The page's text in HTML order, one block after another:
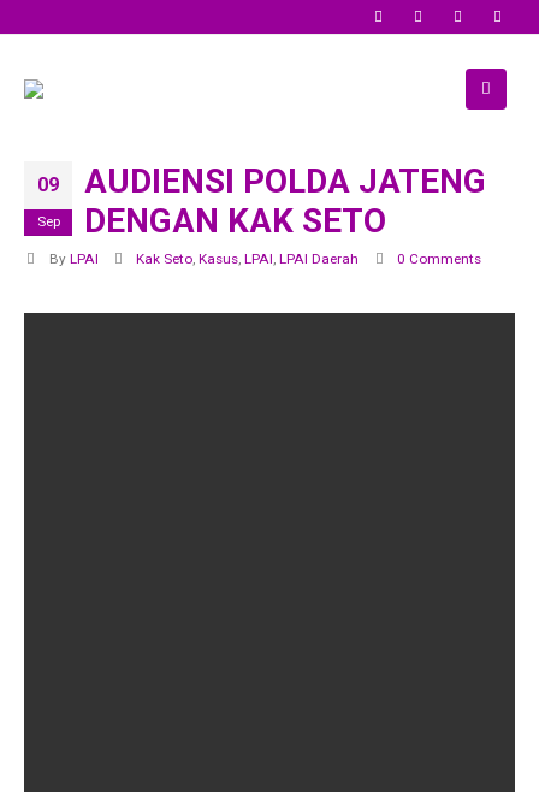
09
Sep
AUDIENSI POLDA JATENG
DENGAN KAK SETO
By LPAI Kak Seto,Kasus,LPAI,LPAI Daerah 0 Comments